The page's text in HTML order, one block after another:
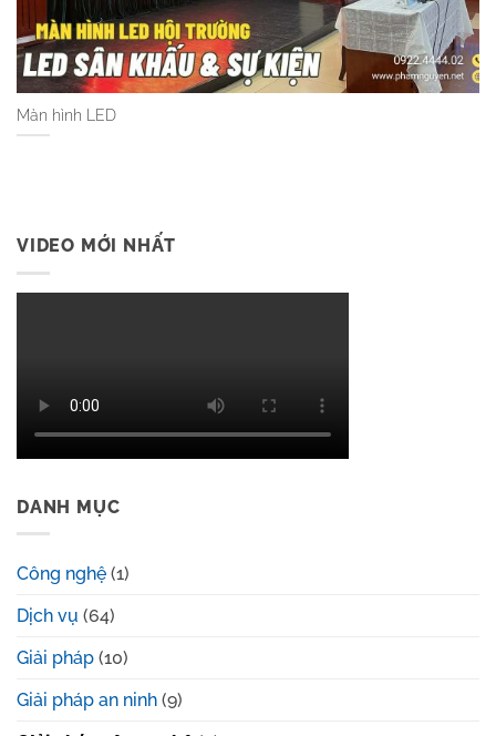
Màn hình LED
VIDEO MỚI NHẤT
DANH MỤC
Công nghệ (1)
Dịch vụ (64)
Giải pháp (10)
Giải pháp an ninh (9)